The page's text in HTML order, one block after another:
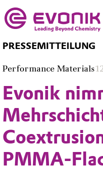
PRESSEMITTEILUNG
Performance Materials
Evonik
PMMA-